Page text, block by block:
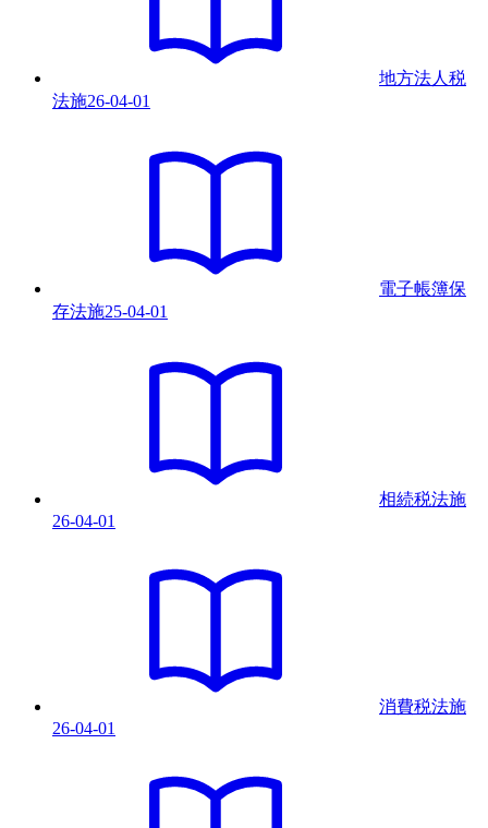
地方法人税
法施26-04-01
電子帳簿保
存法施25-04-01
相続税法施
26-04-01
消費税法施
26-04-01